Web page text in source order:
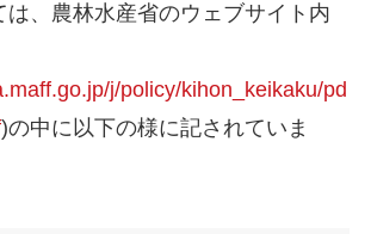
は、農林水産省のウェブサイト内
j/policy/kihon_keikaku/pd
)の中に以下の様に記されていま